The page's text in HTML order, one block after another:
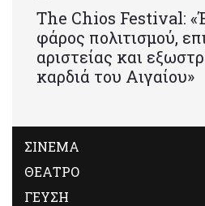
Τhe Chios Festival:
φάρος πολιτισμού,
αριστείας και
καρδιά του Αιγαίου»
ΣΙΝΕΜΑ
ΘΕΑΤΡΟ
ΓΕΥΣΗ